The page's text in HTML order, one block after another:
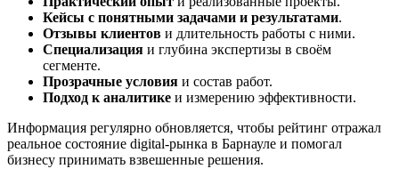
Кейсы с понятными задачами и результатами.
Отзывы клиентов и длительность работы с ними.
Специализация и глубина экспертизы в своём
сегменте.
Прозрачные условия и состав работ.
Подход к аналитике и измерению эффективности.
Информация регулярно обновляется, чтобы рейтинг отражал
реальное состояние digital-рынка в Барнауле и помогал
бизнесу принимать взвешенные решения.